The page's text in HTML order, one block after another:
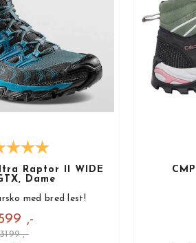
Raptor II WIDE
Dame
med bred lest!
,-
3199 ,-